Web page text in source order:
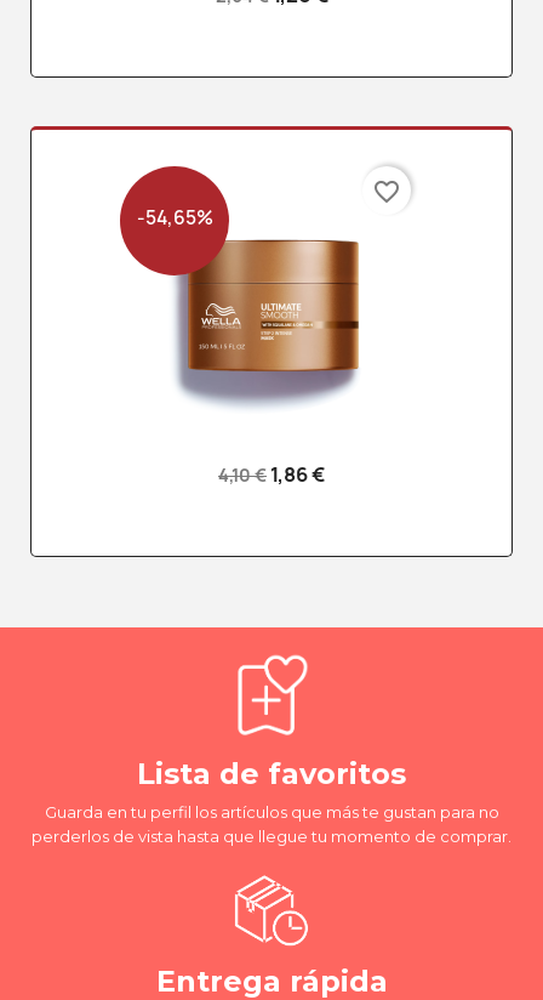
4,10 € 1,86 €
-54,65%
favorite_border
Lista de favoritos
Guarda en tu perfil los artículos que más te gustan para no
perderlos de vista hasta que llegue tu momento de comprar.
Entrega rápida